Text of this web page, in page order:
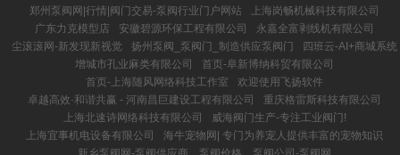
郑州泵阀网|行情|阀门交易-泵阀行业门户网站
上海岗畅机械科技有限公司
广东力克模型店
安徽碧源环保工程有限公司
永嘉全富剥线机有限公司
尘滚滚网-新发现新视觉
扬州泵阀_泵阀门_制造供应泵阀门
四班云-AI+商城系统
增城市孔业麻类有限公司
首页-阜新博纳科贸有限公司
首页-上海随风网络科技工作室
欢迎使用飞扬软件
卓越高效·和谐共赢 - 河南昌巨建设工程有限公司
重庆格雷斯科技有限公司
上海北速诗网络科技有限公司
威海阀门生产-专注工业阀门!
上海宜事机电设备有限公司
海牛宠物网| 专门为养宠人提供丰富的宠物知识